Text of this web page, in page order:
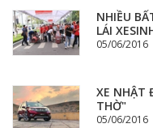
NHIỀU
LÁI
05/06/2016
XE NHẬT
THỜ"
05/06/2016